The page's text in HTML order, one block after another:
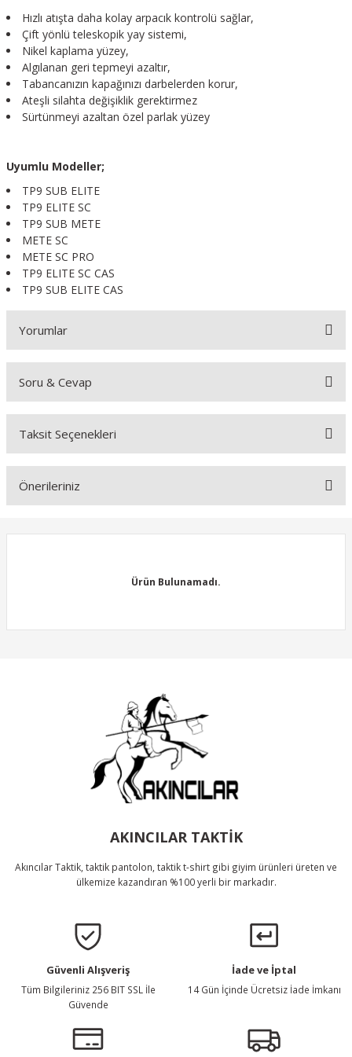
Hızlı atışta daha kolay arpacık kontrolü sağlar,
Çift yönlü teleskopik yay sistemi,
Nikel kaplama yüzey,
Algılanan geri tepmeyi azaltır,
Tabancanızın kapağınızı darbelerden korur,
Ateşli silahta değişiklik gerektirmez
Sürtünmeyi azaltan özel parlak yüzey
Uyumlu Modeller;
TP9 SUB ELITE
TP9 ELITE SC
TP9 SUB METE
METE SC
METE SC PRO
TP9 ELITE SC CAS
TP9 SUB ELITE CAS
Yorumlar
Bu ürüne ilk yorumu siz yapın!
Soru & Cevap
Ürün hakkında henüz soru sorulmamış.
Taksit Seçenekleri
Önerileriniz
Görüş ve önerileriniz için teşekkür ederiz.
Ürün fiyatı diğer sitelerden daha pahalı.
Bu ürüne benzer farklı alternatifler olmalı.
Ürün Bulunamadı.
Ürün Bulunamadı.
AKINCILAR TAKTİK
Akıncılar Taktik, taktik pantolon, taktik t-shirt gibi giyim ürünleri üreten ve
ülkemize kazandıran %100 yerli bir markadır.
Güvenli Alışveriş
Tüm Bilgileriniz 256 BIT SSL İle
Güvende
İade ve İptal
14 Gün İçinde Ücretsiz İade İmkanı